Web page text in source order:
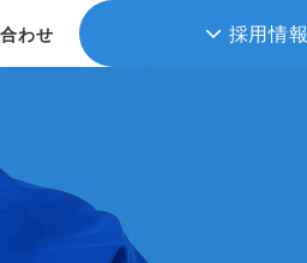
わせ 採用情報